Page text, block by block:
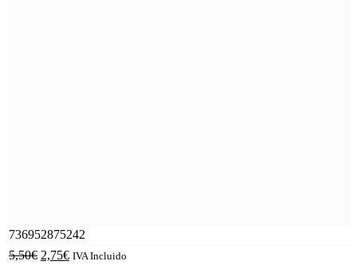
736952875242
5,50€ 2,75€ IVA Incluido